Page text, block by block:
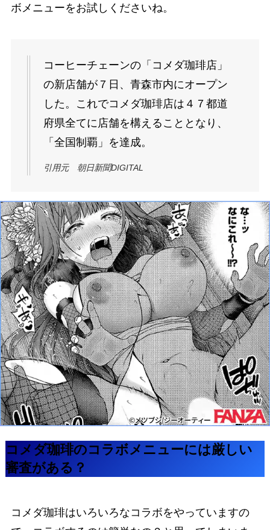
ボメニューをお試しくださいね。
コーヒーチェーンの「コメダ珈琲店」
の新店舗が７日、青森市内にオープン
した。これでコメダ珈琲店は４７都道
府県全てに店舗を構えることとなり、
「全国制覇」を達成。
引用元 朝日新聞DIGITAL
コメダ珈琲のコラボメニューには厳しい
審査がある？
コメダ珈琲はいろいろなコラボをやっていますの